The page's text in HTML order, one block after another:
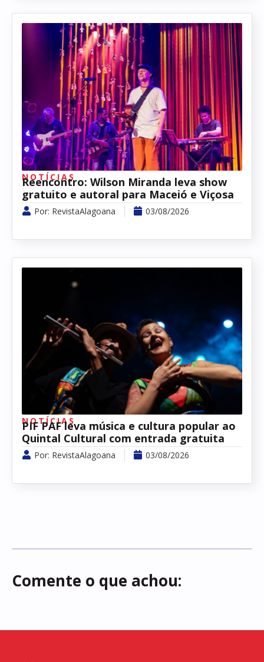
NOTÍCIAS
Reencontro: Wilson Miranda leva show
gratuito e autoral para Maceió e Viçosa
Por: RevistaAlagoana 03/08/2026
NOTÍCIAS
PIF PAF leva música e cultura popular ao
Quintal Cultural com entrada gratuita
Por: RevistaAlagoana 03/08/2026
Comente o que achou: